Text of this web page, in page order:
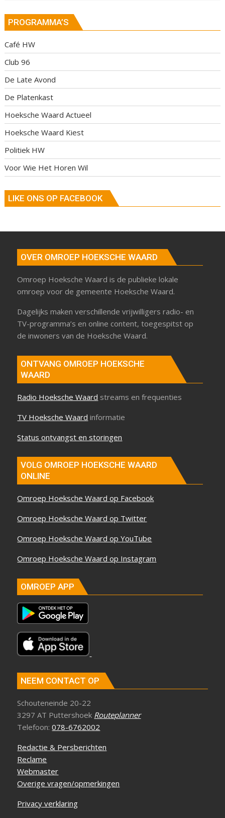
PROGRAMMA’S
Café HW
Club 96
De Late Avond
De Platenkast
Hoeksche Waard Actueel
Hoeksche Waard Kiest
Politiek HW
Voor Wie Het Horen Wil
LIKE ONS OP FACEBOOK
OVER OMROEP HOEKSCHE WAARD
Omroep Hoeksche Waard is de publieke lokale
omroep voor de gemeente Hoeksche Waard.
Dagelijks maken verschillende vrijwilligers radio- en
TV-programma’s en online content, toegespitst op
de inwoners van de Hoeksche Waard.
ONTVANG OMROEP HOEKSCHE
WAARD
Radio Hoeksche Waard streams en frequenties
TV Hoeksche Waard informatie
Status ontvangst en storingen
VOLG OMROEP HOEKSCHE WAARD
ONLINE
Omroep Hoeksche Waard op Facebook
Omroep Hoeksche Waard op Twitter
Omroep Hoeksche Waard op YouTube
Omroep Hoeksche Waard op Instagram
OMROEP APP
NEEM CONTACT OP
Schouteneinde 20-22
3297 AT Puttershoek Routeplanner
Telefoon:078-6762002
Redactie & Persberichten
Reclame
Webmaster
Overige vragen/opmerkingen
Privacy verklaring